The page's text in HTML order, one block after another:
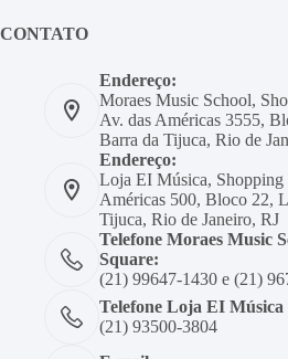
CONTATO
Endereço:
Moraes Music School,
Av. das Américas 3555,
Barra da Tijuca, Rio de
Endereço:
Loja EI Música,
Américas 500, Bloco 22,
Tijuca, Rio de Janeiro, RJ
Telefone Moraes Music
Square:
(21) 99647-1430 e (21)
Telefone Loja EI
(21) 93500-3804